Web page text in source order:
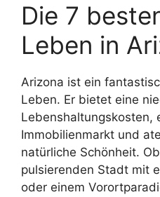
Die 7
Leben in
Arizona ist ein
Leben. Er bietet eine
Lebenshaltungskosten,
Immobilienmarkt und
natürliche Schönheit.
pulsierenden Stadt mit
oder einem